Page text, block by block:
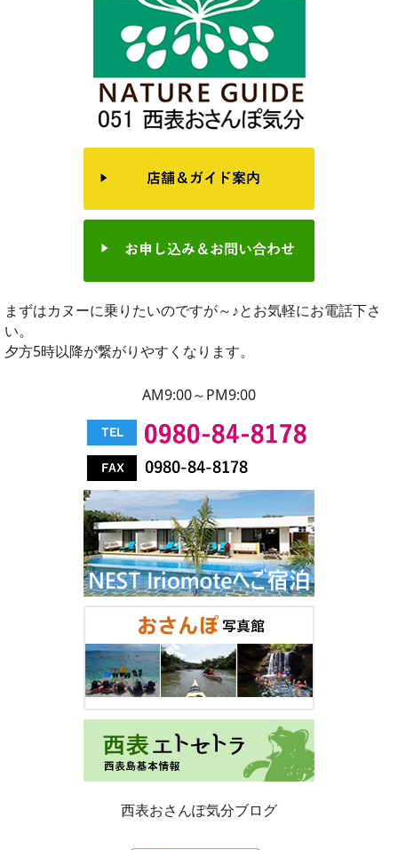
まずはカヌーに乗りたいのですが～♪とお気軽にお電話下さ
い。
夕方5時以降が繋がりやすくなります。
AM9:00～PM9:00
西表おさんぽ気分ブログ